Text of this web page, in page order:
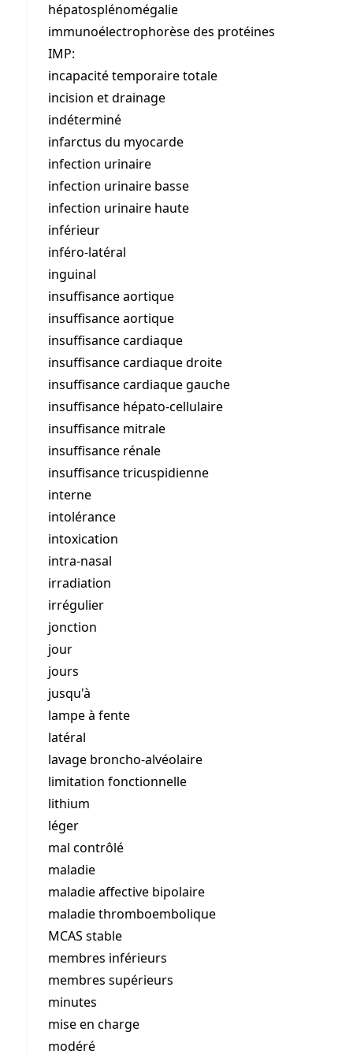
hépatosplénomégalie
immunoélectrophorèse des protéines
IMP:
incapacité temporaire totale
incision et drainage
indéterminé
infarctus du myocarde
infection urinaire
infection urinaire basse
infection urinaire haute
inférieur
inféro-latéral
inguinal
insuffisance aortique
insuffisance aortique
insuffisance cardiaque
insuffisance cardiaque droite
insuffisance cardiaque gauche
insuffisance hépato-cellulaire
insuffisance mitrale
insuffisance rénale
insuffisance tricuspidienne
interne
intolérance
intoxication
intra-nasal
irradiation
irrégulier
jonction
jour
jours
jusqu'à
lampe à fente
latéral
lavage broncho-alvéolaire
limitation fonctionnelle
lithium
léger
mal contrôlé
maladie
maladie affective bipolaire
maladie thromboembolique
MCAS stable
membres inférieurs
membres supérieurs
minutes
mise en charge
modéré